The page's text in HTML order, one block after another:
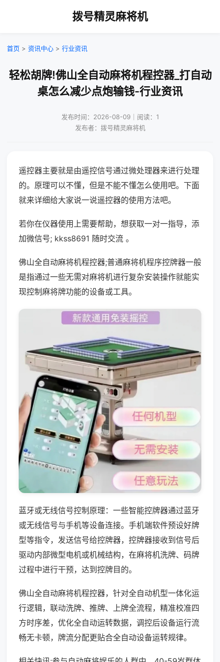
拨号精灵麻将机
首页 > 资讯中心 > 行业资讯
轻松胡牌!佛山全自动麻将机程控器_打自动
桌怎么减少点炮输钱-行业资讯
发布时间：2026-08-09｜阅读：1
发布者：拨号精灵麻将机
遥控器主要就是由遥控信号通过微处理器来进行处理
的。原理可以不懂，但是不能不懂怎么使用吧。下面
就来详细给大家说一说遥控器的使用方法吧。
若你在仪器使用上需要帮助，想获取一对一指导，添
加微信号; kkss8691 随时交流 。
佛山全自动麻将机程控器;普通麻将机程序控牌器一般
是指通过一些无需对麻将机进行复杂安装操作就能实
现控制麻将牌功能的设备或工具。
蓝牙或无线信号控制原理：一些智能控牌器通过蓝牙
或无线信号与手机等设备连接。手机端软件预设好牌
型等指令，发送信号给控牌器，控牌器接收到信号后
驱动内部微型电机或机械结构，在麻将机洗牌、码牌
过程中进行干预，达到控牌目的。
佛山全自动麻将机程控器，针对全自动机型一体化运
行逻辑，联动洗牌、推牌、上牌全流程，精准校准四
方时序差，优化全自动运转数据，调控后设备运行流
畅无卡顿，牌流分配更贴合全自动设备运转规律。